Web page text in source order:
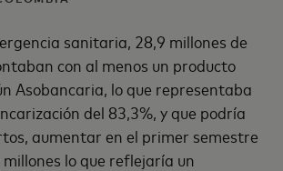
sanitaria, 28,9 millones de
con al menos un producto
Asobancaria, lo que representaba
del 83,3%, y que podría
aumentar en el primer semestre
lo que reflejaría un